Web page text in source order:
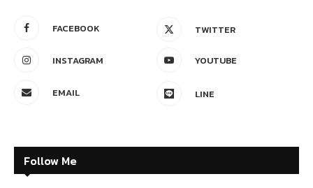
FACEBOOK TWITTER
INSTAGRAM YOUTUBE
EMAIL LINE
Follow Me